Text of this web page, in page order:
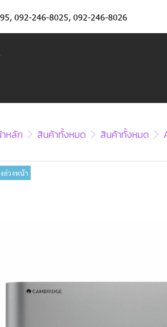
, 092-246-8025, 092-246-8026
หลัก สินค้าทั้งหมด สินค้าทั้งหมด
ล่วงหน้า